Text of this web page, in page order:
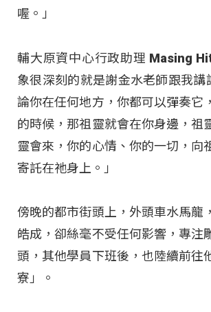
喔。」
輔大原資中心行政助理 Masing
象很深刻的就是謝金水老師跟我
論你在任何地方，你都可以彈奏它
的時候，那祖靈就會在你身邊，祖
靈會來，你的心情、你的一切，向
寄託在祂身上。」
傍晚的都市街頭上，外頭車水馬龍
皓成，卻絲毫不受任何影響，專注
頭，其他學員下班後，也陸續前往
寮」。